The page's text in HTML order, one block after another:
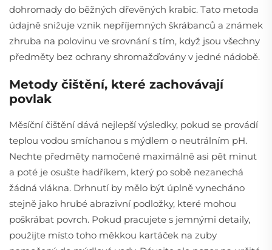
dohromady do běžných dřevěných krabic. Tato metoda
údajně snižuje vznik nepříjemných škrábanců a známek
zhruba na polovinu ve srovnání s tím, když jsou všechny
předměty bez ochrany shromažďovány v jedné nádobě.
Metody čištění, které zachovávají
povlak
Měsíční čištění dává nejlepší výsledky, pokud se provádí
teplou vodou smíchanou s mýdlem o neutrálním pH.
Nechte předměty namočené maximálně asi pět minut
a poté je osušte hadříkem, který po sobě nezanechá
žádná vlákna. Drhnutí by mělo být úplně vynecháno
stejně jako hrubé abrazivní podložky, které mohou
poškrábat povrch. Pokud pracujete s jemnými detaily,
použijte místo toho měkkou kartáček na zuby